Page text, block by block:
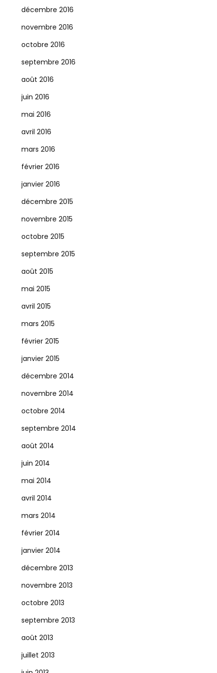
décembre 2016
novembre 2016
octobre 2016
septembre 2016
août 2016
juin 2016
mai 2016
avril 2016
mars 2016
février 2016
janvier 2016
décembre 2015
novembre 2015
octobre 2015
septembre 2015
août 2015
mai 2015
avril 2015
mars 2015
février 2015
janvier 2015
décembre 2014
novembre 2014
octobre 2014
septembre 2014
août 2014
juin 2014
mai 2014
avril 2014
mars 2014
février 2014
janvier 2014
décembre 2013
novembre 2013
octobre 2013
septembre 2013
août 2013
juillet 2013